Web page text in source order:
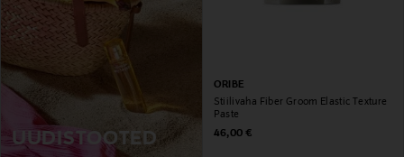
UUDISTOOTED
ORIBE
Stiilivaha Fiber Groom Elastic Texture
Paste
Original Price
46,00 €